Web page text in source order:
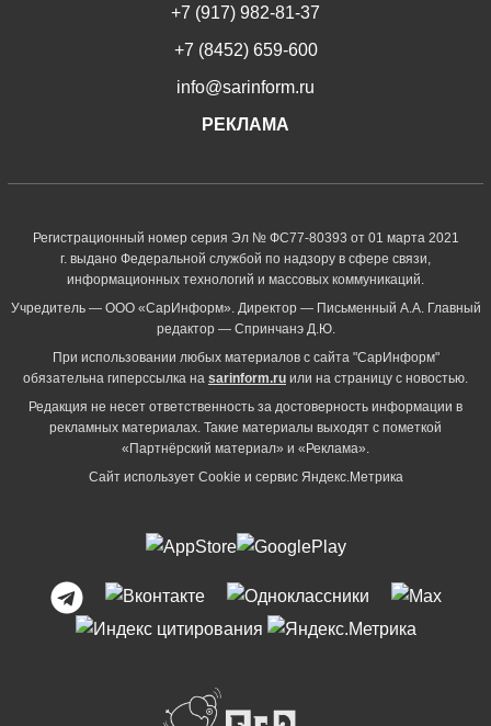
+7 (917) 982-81-37
+7 (8452) 659-600
info@sarinform.ru
РЕКЛАМА
Регистрационный номер серия Эл № ФС77-80393 от 01 марта 2021
г. выдано Федеральной службой по надзору в сфере связи,
информационных технологий и массовых коммуникаций.
Учредитель — ООО «СарИнформ». Директор — Письменный А.А. Главный
редактор — Спринчанэ Д.Ю.
При использовании любых материалов с сайта "СарИнформ"
обязательна гиперссылка на sarinform.ru или на страницу с новостью.
Редакция не несет ответственность за достоверность информации в
рекламных материалах. Такие материалы выходят с пометкой
«Партнёрский материал» и «Реклама».
Сайт использует Cookie и сервиc Яндекс.Метрика